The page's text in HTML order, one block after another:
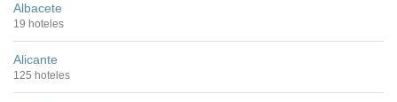
Albacete
19 hoteles
Alicante
125 hoteles